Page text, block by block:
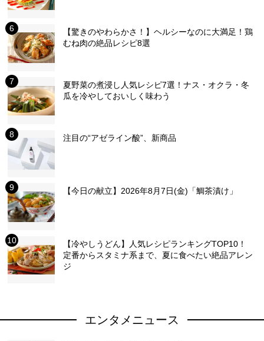
【驚きのやわらかさ！】ヘルシーなのに大満足！鶏
むね肉の絶品レシピ8選
夏野菜の煮浸し人気レシピ7選！ナス・オクラ・冬
瓜を冷やしておいしく味わう
注目の“アゼライン酸”、新商品
【今日の献立】2026年8月7日(金)「鯛茶漬け」
【冷やしうどん】人気レシピランキングTOP10！
定番からスタミナ系まで、夏に食べたい絶品アレン
ジ
エンタメニュース